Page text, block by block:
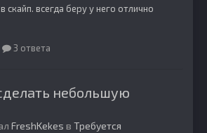
скайп. всегда беру у него отлично
3 ответа
небольшую
FreshKekes в Требуется